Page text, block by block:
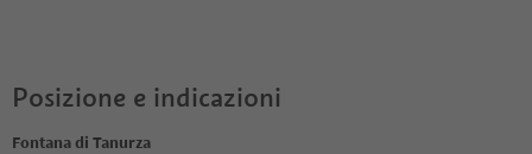
Posizione e indicazioni
Fontana di Tanurza